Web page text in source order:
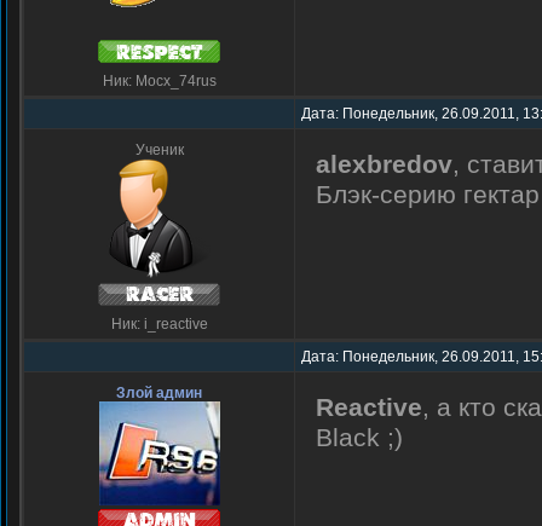
Ник: Mocx_74rus
Дата: Понедельник, 26.09.2011,
Ученик
Ник: i_reactive
alexbredov,
Блэк-серию
Дата: Понедельник, 26.09.2011,
Злой админ Reactive, а кто
Black ;)